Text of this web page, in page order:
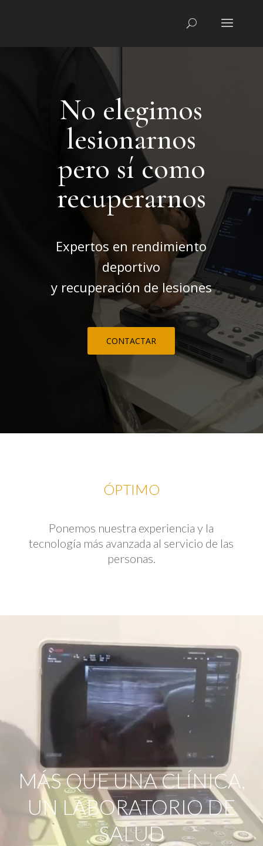
No elegimos
lesionarnos
pero sí como
recuperarnos
Expertos en rendimiento
deportivo
y recuperación de lesiones
CONTACTAR
ÓPTIMO
Ponemos nuestra experiencia y la
tecnología más avanzada al servicio de las
personas.
MÁS QUE UNA CLÍNICA,
UN LABORATORIO DE
SALUD